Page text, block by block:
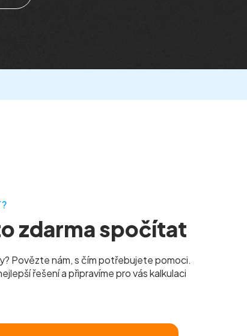
zdarma spočítat
Povězte nám, s čím potřebujete pomoci.
řešení a připravíme pro vás kalkulaci